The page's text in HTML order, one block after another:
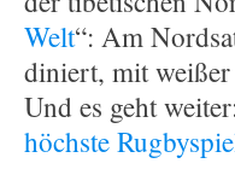
Welt“: Am
diniert, mit weißer
Und es geht
höchste